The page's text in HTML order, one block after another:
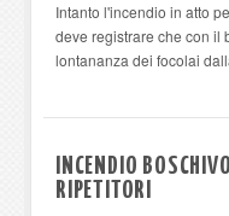
Intanto l'incendio in atto
deve registrare che con il
lontananza dei focolai
INCENDIO
RIPETITORI